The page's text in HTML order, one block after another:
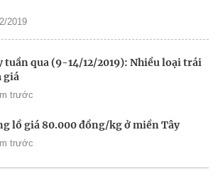
2019
qua (9-14/12/2019): Nhiều loại trái
giá
trước
lồ giá 80.000 đồng/kg ở miền Tây
trước